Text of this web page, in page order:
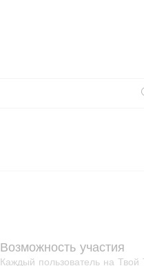
Возможность участия
Каждый пользователь на